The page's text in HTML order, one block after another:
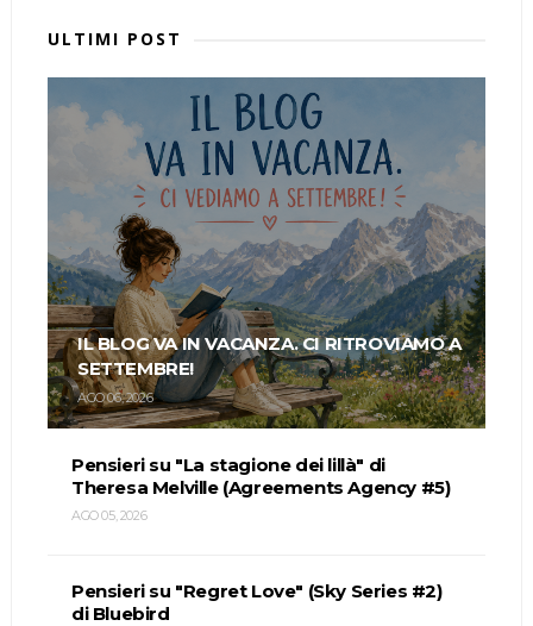
ULTIMI POST
IL BLOG VA IN VACANZA. CI RITROVIAMO A
SETTEMBRE!
AGO 06, 2026
Pensieri su "La stagione dei lillà" di
Theresa Melville (Agreements Agency #5)
AGO 05, 2026
Pensieri su "Regret Love" (Sky Series #2)
di Bluebird